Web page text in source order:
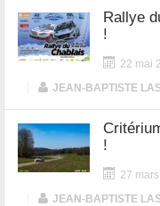
Rallye
!
22 mai
JEAN-BAPTISTE
!
27
JEAN-BAPTISTE